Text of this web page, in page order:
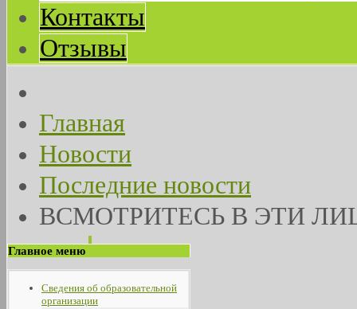
Контакты
Отзывы
Главная
Новости
Последние новости
ВСМОТРИТЕСЬ В ЭТИ
Главное меню
Сведения об образовательной
организации